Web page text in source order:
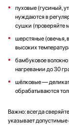
пуховые (гусиный,
нуждаются в
сушки (проверяйте
шерстяные (овечья,
высоких
бамбуковое
нагревании до 30
шёлковые —
обрабатываются
Важно: всегда
указывает допустимые